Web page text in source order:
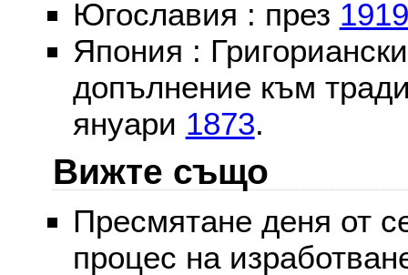
Югославия : през 1919
Япония :
допълнение към
януари 1873.
Вижте също
Пресмятане деня от
процес на